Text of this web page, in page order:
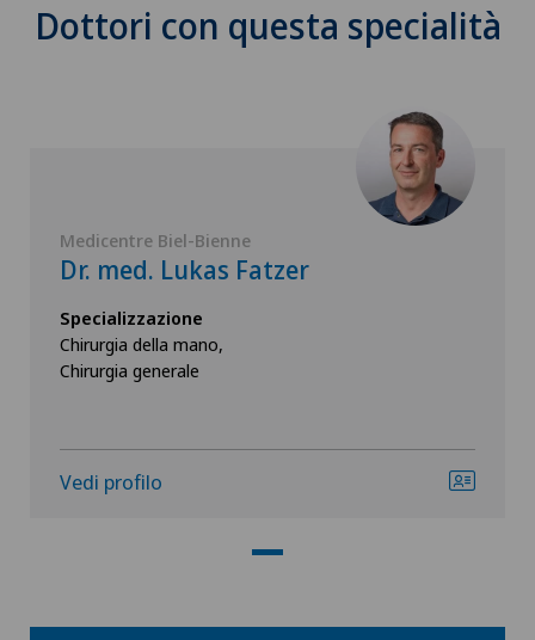
Dottori con questa specialità
Medicentre Biel-Bienne
Dr. med. Lukas Fatzer
Specializzazione
Chirurgia della mano,
Chirurgia generale
Vedi profilo